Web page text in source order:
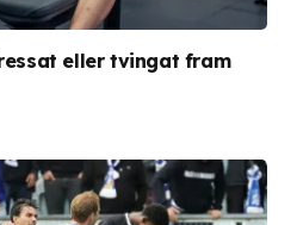
eller tvingat fram